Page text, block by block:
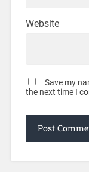
Website
Save my
the next time I